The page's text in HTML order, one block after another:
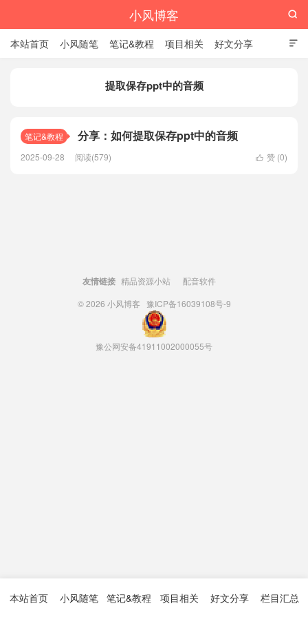
小风博客

本站首页 小风随笔 笔记&教程 项目相关 好文分享

提取保存ppt中的音频
笔记&教程 分享：如何提取保存ppt中的音频
 赞 (0)
2025-09-28 阅读(579)
友情链接 精品资源小站
配音软件
© 2026 小风博客 豫ICP备16039108号-9
豫公网安备41911002000055号
本站首页 小风随笔 笔记&教程 项目相关 好文分享 栏目汇总